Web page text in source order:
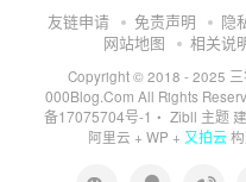
友链申请 免责声明
隐
网站地图
相关说
Copyright © 2018 - 2025
000Blog.Com All Rights
备17075704号-1 ・ Zibll 主题
阿里云 + WP + 又拍云